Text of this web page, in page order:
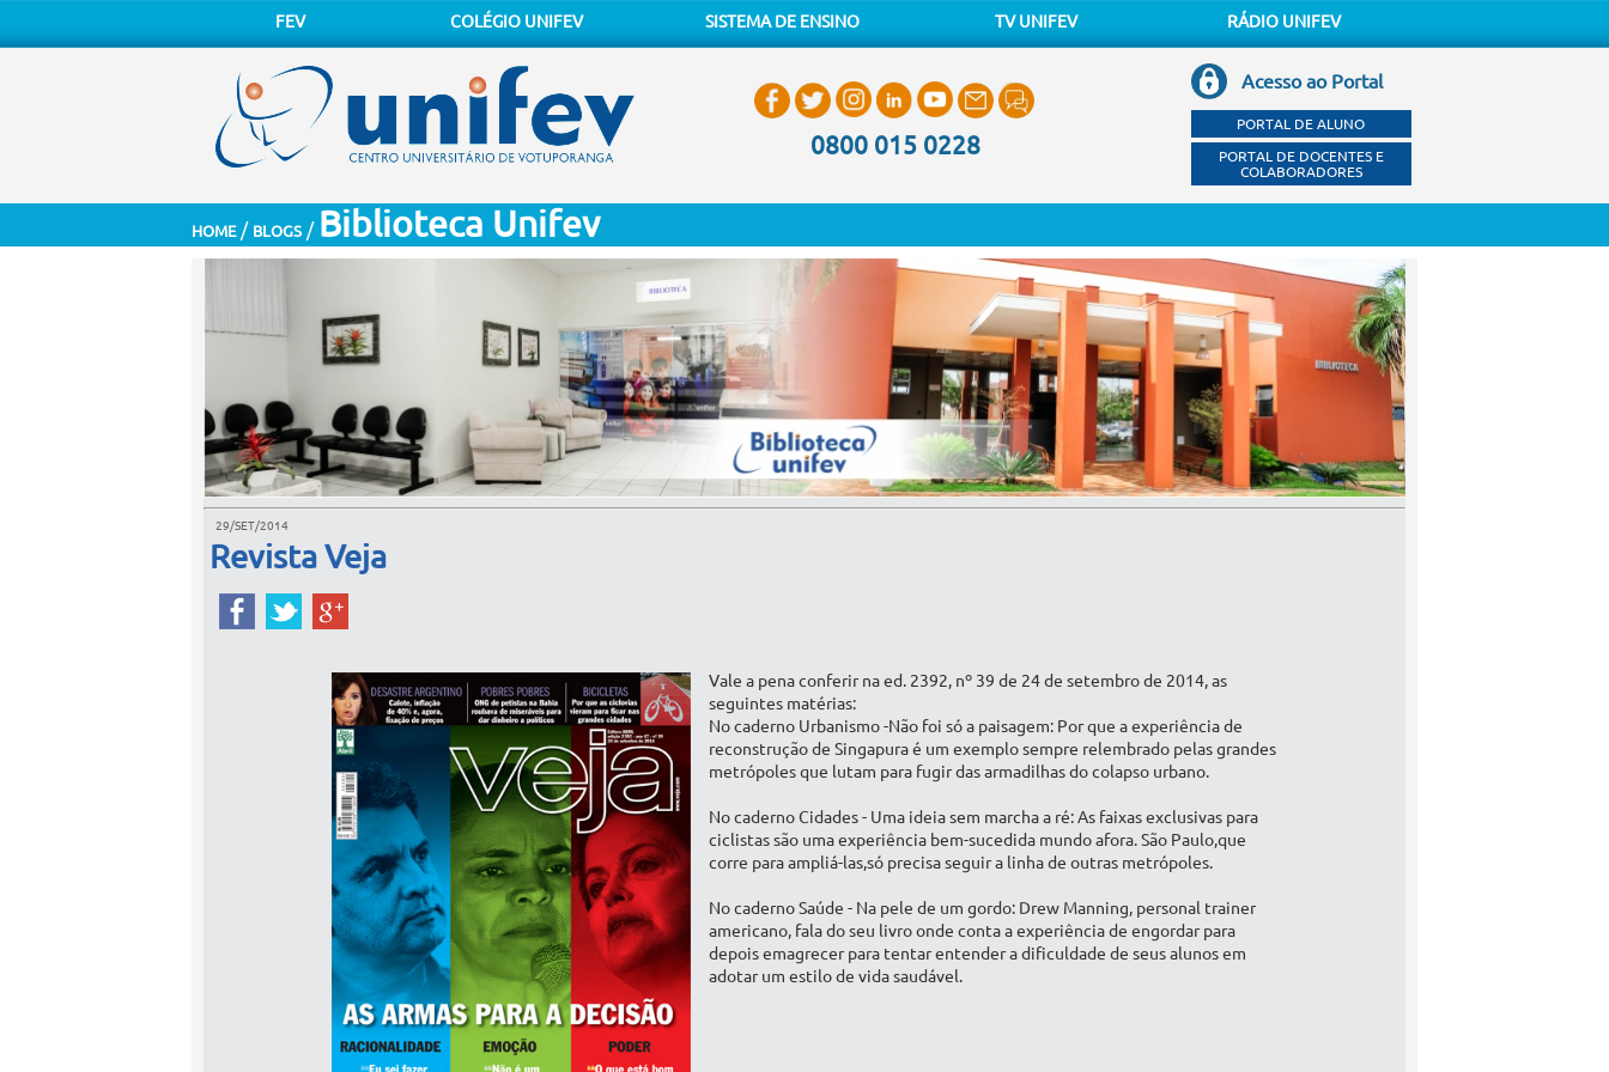
FEV COLÉGIO UNIFEV SISTEMA DE ENSINO TV UNIFEV RÁDIO UNIFEV
0800 015 0228
Acesso ao Portal
PORTAL DE ALUNO
PORTAL DE DOCENTES E
COLABORADORES
HOME/ BLOGS / Biblioteca Unifev
29/SET/2014
Revista Veja
Vale a pena conferir na ed. 2392, nº 39 de 24 de setembro de 2014, as
seguintes matérias:
No caderno Urbanismo -Não foi só a paisagem: Por que a experiência de
reconstrução de Singapura é um exemplo sempre relembrado pelas grandes
metrópoles que lutam para fugir das armadilhas do colapso urbano.
No caderno Cidades - Uma ideia sem marcha a ré: As faixas exclusivas para
ciclistas são uma experiência bem-sucedida mundo afora. São Paulo,que
corre para ampliá-las,só precisa seguir a linha de outras metrópoles.
No caderno Saúde - Na pele de um gordo: Drew Manning, personal trainer
americano, fala do seu livro onde conta a experiência de engordar para
depois emagrecer para tentar entender a dificuldade de seus alunos em
adotar um estilo de vida saudável.